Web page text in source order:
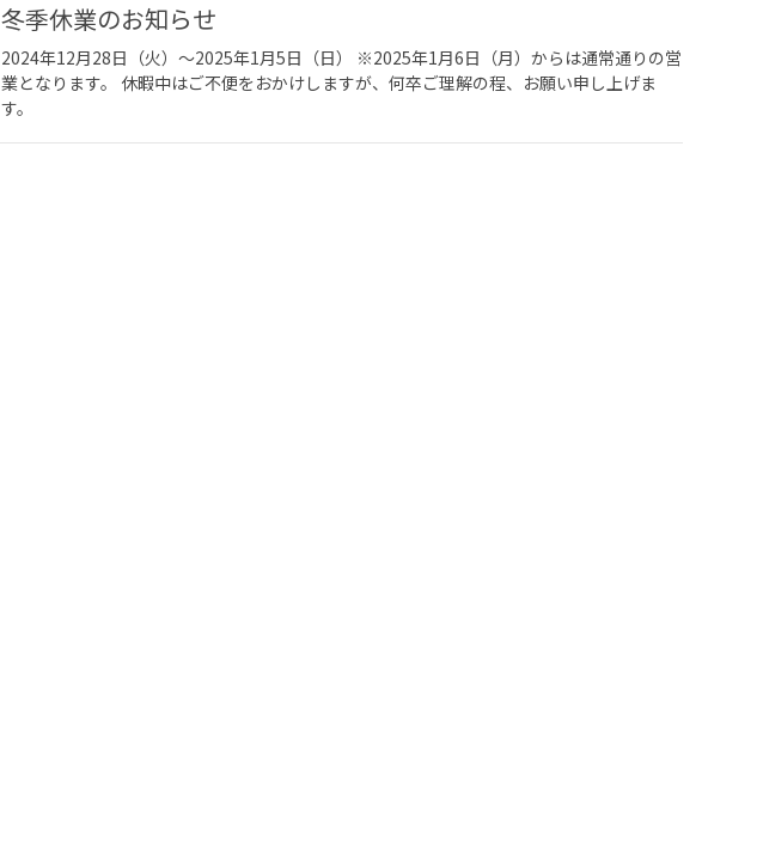
冬季休業のお知らせ
2024年12月28日（火）～2025年1月5日（日） ※2025年1月6日（月）からは通常通りの営
業となります。 休暇中はご不便をおかけしますが、何卒ご理解の程、お願い申し上げま
す。